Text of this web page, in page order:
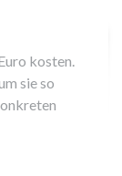
kosten.
sie so